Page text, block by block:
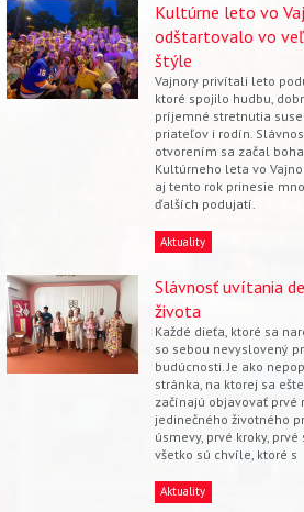
Kultúrne leto vo
odštartovalo vo
štýle
Vajnory privítali leto
ktoré spojilo hudbu,
príjemné stretnutia
priateľov i rodín.
otvorením sa začal
Kultúrneho leta vo
aj tento rok prinesie
ďalších podujatí.
Aktuality
Slávnosť uvítania
života
Každé dieťa, ktoré sa
so sebou nevyslovený
budúcnosti. Je ako
stránka, na ktorej sa
začínajú objavovať prvé
jedinečného životného
úsmevy, prvé kroky, prvé
všetko sú chvíle, ktoré s
Aktuality